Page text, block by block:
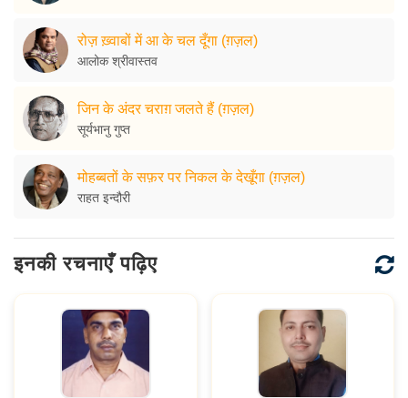
रोज़ ख़्वाबों में आ के चल दूँगा (ग़ज़ल)
आलोक श्रीवास्तव
जिन के अंदर चराग़ जलते हैं (ग़ज़ल)
सूर्यभानु गुप्त
मोहब्बतों के सफ़र पर निकल के देखूँगा (ग़ज़ल)
राहत इन्दौरी
इनकी रचनाएँ पढ़िए